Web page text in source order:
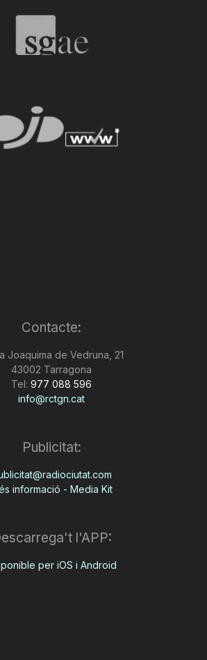
Contacte:
Joaquima de Vedruna, 21
43002 Tarragona
Tel: 977 088 596
info@rctgn.cat
Publicitat:
informació - Media Kit
l'APP:
per iOS i Android